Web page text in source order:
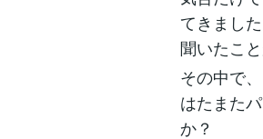
てきまし
聞いたこ
その中で
はたまた
か？